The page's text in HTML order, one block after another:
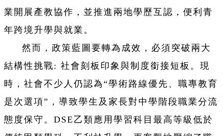
業開展產教協作，並推進兩地學歷互認，便利青
年跨境升學與就業。
然而，政策藍圖要轉為成效，必須突破兩大
結構性挑戰: 社會刻板印象與制度銜接短板。現
時，社會不少人仍認為“學術路線優先、職專教育
是次選項”，導致學生及家長對中學階段職業分流
態度保守。DSE乙類應用學習科目最高等級低於